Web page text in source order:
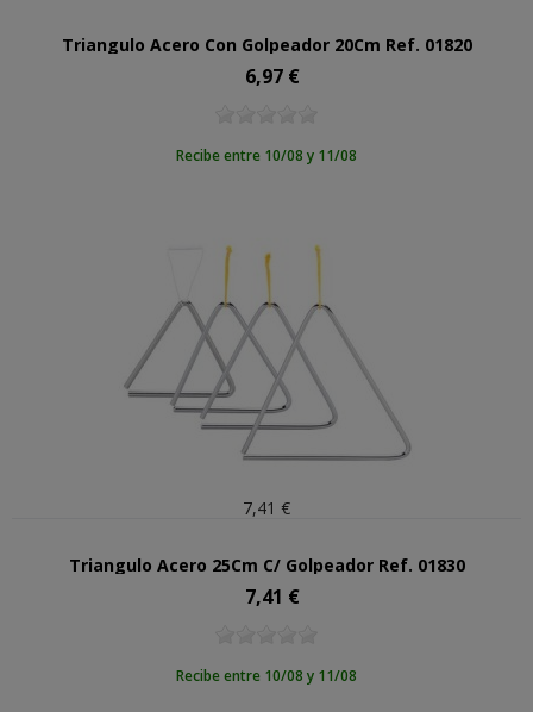
Triangulo Acero Con Golpeador 20Cm Ref. 01820
Precio
6,97 €
Recibe entre 10/08 y 11/08
7,41 €
Triangulo Acero 25Cm C/ Golpeador Ref. 01830
Precio
7,41 €
Recibe entre 10/08 y 11/08